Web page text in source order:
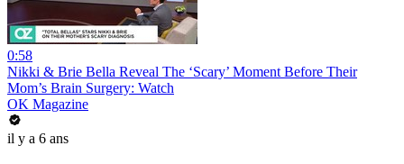
0:58
Nikki & Brie Bella Reveal The ‘Scary’ Moment Before Their
Mom’s Brain Surgery: Watch
OK Magazine
il y a 6 ans